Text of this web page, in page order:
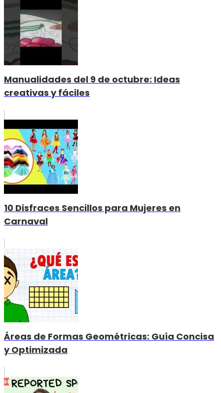
Manualidades del 9 de octubre: Ideas
creativas y fáciles
10 Disfraces Sencillos para Mujeres en
Carnaval
Áreas de Formas Geométricas: Guía Concisa
y Optimizada